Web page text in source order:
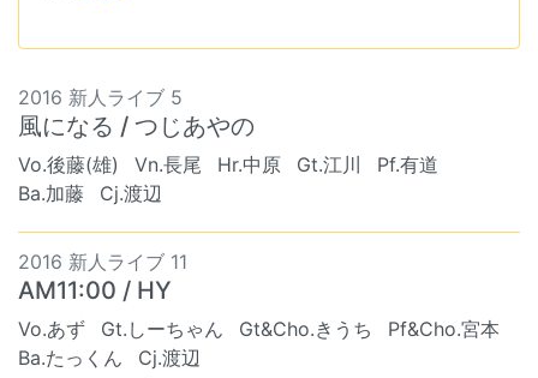
2016 新人ライブ 5
風になる / つじあやの
Vo.後藤(雄) Vn.長尾 Hr.中原 Gt.江川
Pf.有道
Ba.加藤
Cj.渡辺
2016 新人ライブ 11
AM11:00 / HY
Vo.あず Gt.しーちゃん Gt&Cho.きうち
Pf&Cho.宮本
Ba.たっくん
Cj.渡辺